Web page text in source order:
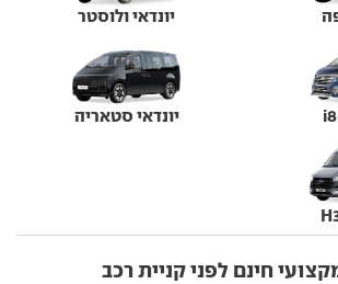
יונדאי ולוסטר
יונדאי סטאריה
חינם לפני קניית רכב